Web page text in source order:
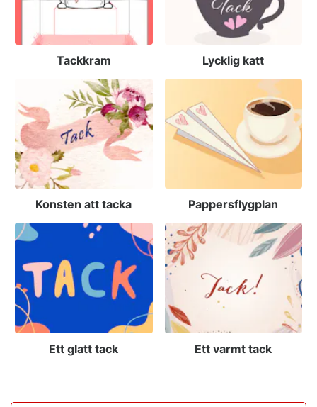
Tackkram Lycklig katt
Konsten att tacka Pappersflygplan
Ett glatt tack Ett varmt tack